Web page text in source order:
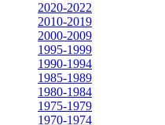
2020-2022
2010-2019
2000-2009
1995-1999
1990-1994
1985-1989
1980-1984
1975-1979
1970-1974